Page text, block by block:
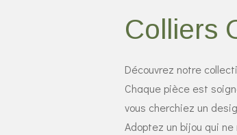
Colliers
Découvrez notre
Chaque pièce est
vous cherchiez un
Adoptez un bijou qui